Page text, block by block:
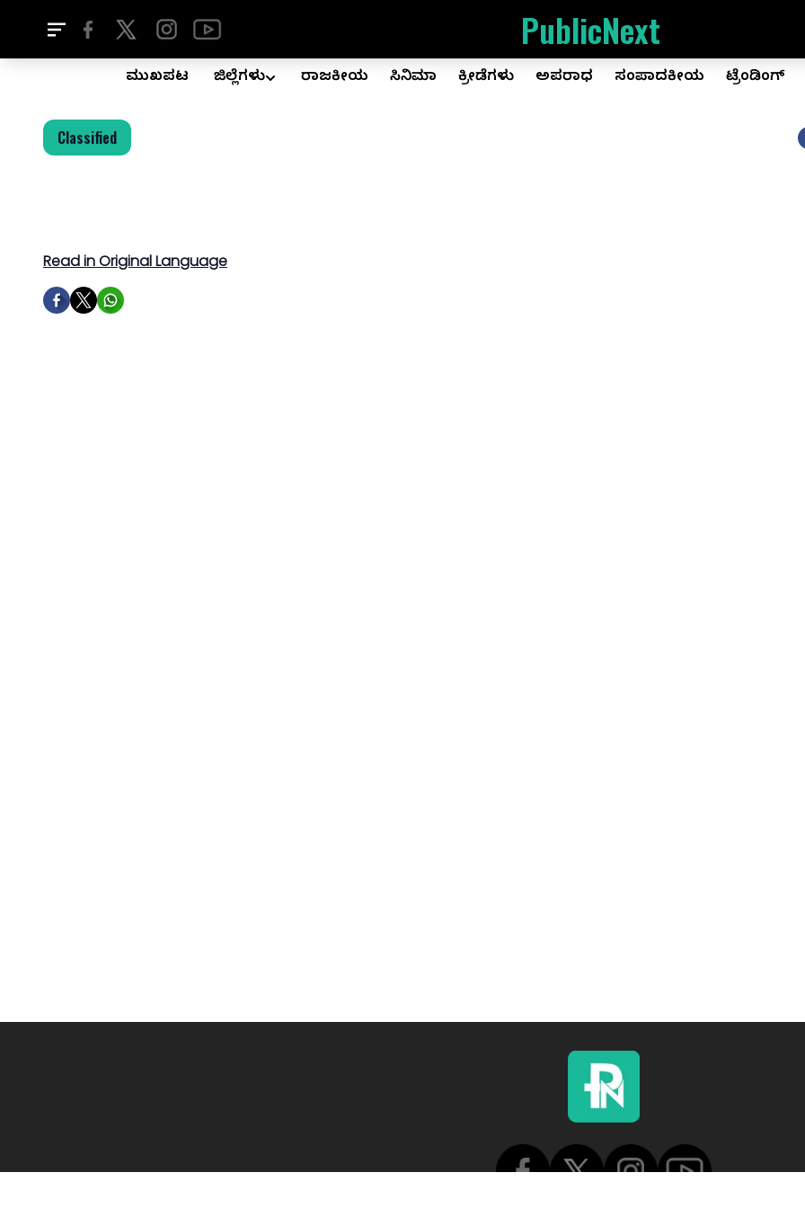
PublicNext
ಮುಖಪುಟ ಜಿಲ್ಲೆಗಳು ರಾಜಕೀಯ ಸಿನಿಮಾ ಕ್ರೀಡೆಗಳು ಅಪರಾಧ ಸಂಪಾದಕೀಯ ಟ್ರೆಂಡಿಂಗ್
Classified
Read in Original Language